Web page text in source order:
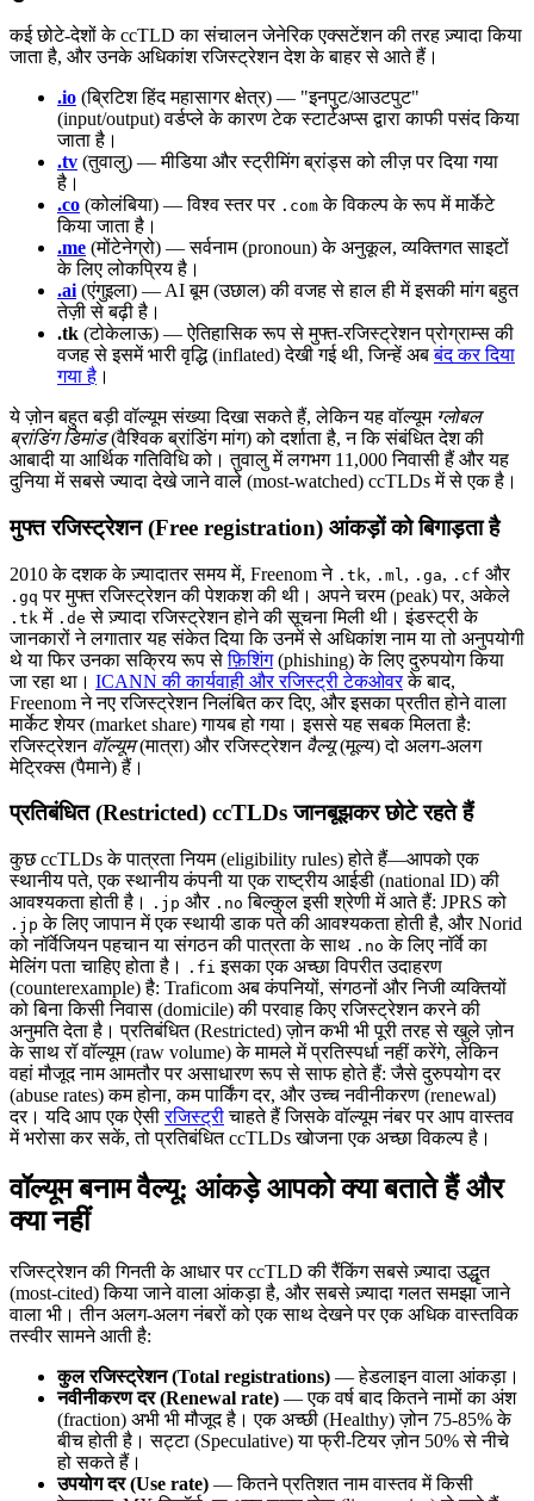
कई छोटे-देशों के ccTLD का संचालन जेनेरिक एक्सटेंशन की तरह ज़्यादा किया
जाता है, और उनके अधिकांश रजिस्ट्रेशन देश के बाहर से आते हैं।
.io (ब्रिटिश हिंद महासागर क्षेत्र) — "इनपुट/आउटपुट"
(input/output) वर्डप्ले के कारण टेक स्टार्टअप्स द्वारा काफी पसंद किया
जाता है।
.tv (तुवालु) — मीडिया और स्ट्रीमिंग ब्रांड्स को लीज़ पर दिया गया
है।
.co (कोलंबिया) — विश्व स्तर पर .com के विकल्प के रूप में मार्केटे
किया जाता है।
.me (मोंटेनेग्रो) — सर्वनाम (pronoun) के अनुकूल, व्यक्तिगत साइटों
के लिए लोकप्रिय है।
.ai (एंगुइला) — AI बूम (उछाल) की वजह से हाल ही में इसकी मांग बहुत
तेज़ी से बढ़ी है।
.tk (टोकेलाऊ) — ऐतिहासिक रूप से मुफ्त-रजिस्ट्रेशन प्रोग्राम्स की
वजह से इसमें भारी वृद्धि (inflated) देखी गई थी, जिन्हें अबबंद कर दिया
गया है ।
ये ज़ोन बहुत बड़ी वॉल्यूम संख्या दिखा सकते हैं, लेकिन यह वॉल्यूम ग्लोबल
ब्रांडिंग डिमांड(वैश्विक ब्रांडिंग मांग) को दर्शाता है, न कि संबंधित देश की
आबादी या आर्थिक गतिविधि को। तुवालु में लगभग 11,000 निवासी हैं और यह
दुनिया में सबसे ज्यादा देखे जाने वाले (most-watched) ccTLDs में से एक है।
मुफ्त रजिस्ट्रेशन (Free registration) आंकड़ों को बिगाड़ता है
2010 के दशक के ज़्यादातर समय में, Freenom ने .tk, .ml , .ga, .cf और
.gq पर मुफ्त रजिस्ट्रेशन की पेशकश की थी। अपने चरम (peak) पर, अकेले
.tk में .de से ज़्यादा रजिस्ट्रेशन होने की सूचना मिली थी। इंडस्ट्री के
जानकारों ने लगातार यह संकेत दिया कि उनमें से अधिकांश नाम या तो अनुपयोगी
थे या फिर उनका सक्रिय रूप सेफ़िशिंग(phishing) के लिए दुरुपयोग किया
जा रहा था। ICANN की कार्यवाही और रजिस्ट्री टेकओवरके बाद,
Freenom ने नए रजिस्ट्रेशन निलंबित कर दिए, और इसका प्रतीत होने वाला
मार्केट शेयर (market share) गायब हो गया। इससे यह सबक मिलता है:
रजिस्ट्रेशन वॉल्यूम(मात्रा) और रजिस्ट्रेशन वैल्यू(मूल्य) दो अलग-अलग
मेट्रिक्स (पैमाने) हैं।
प्रतिबंधित (Restricted) ccTLDs जानबूझकर छोटे रहते हैं
कुछ ccTLDs के पात्रता नियम (eligibility rules) होते हैं—आपको एक
स्थानीय पते, एक स्थानीय कंपनी या एक राष्ट्रीय आईडी (national ID) की
आवश्यकता होती है।
.jp और .no बिल्कुल इसी श्रेणी में आते हैं: JPRS को
.jp के लिए जापान में एक स्थायी डाक पते की आवश्यकता होती है, और Norid
को नॉर्वेजियन पहचान या संगठन की पात्रता के साथ .no के लिए नॉर्वे का
मेलिंग पता चाहिए होता है।
.fi इसका एक अच्छा विपरीत उदाहरण
(counterexample) है: Traficom अब कंपनियों, संगठनों और निजी व्यक्तियों
को बिना किसी निवास (domicile) की परवाह किए रजिस्ट्रेशन करने की
अनुमति देता है। प्रतिबंधित (Restricted) ज़ोन कभी भी पूरी तरह से खुले ज़ोन
के साथ रॉ वॉल्यूम (raw volume) के मामले में प्रतिस्पर्धा नहीं करेंगे, लेकिन
वहां मौजूद नाम आमतौर पर असाधारण रूप से साफ होते हैं: जैसे दुरुपयोग दर
(abuse rates) कम होना, कम पार्किंग दर, और उच्च नवीनीकरण (renewal)
दर। यदि आप एक ऐसीरजिस्ट्रीचाहते हैं जिसके वॉल्यूम नंबर पर आप वास्तव
में भरोसा कर सकें, तो प्रतिबंधित ccTLDs खोजना एक अच्छा विकल्प है।
वॉल्यूम बनाम वैल्यू: आंकड़े आपको क्या बताते हैं और
क्या नहीं
रजिस्ट्रेशन की गिनती के आधार पर ccTLD की रैंकिंग सबसे ज़्यादा उद्धृत
(most-cited) किया जाने वाला आंकड़ा है, और सबसे ज़्यादा गलत समझा जाने
वाला भी। तीन अलग-अलग नंबरों को एक साथ देखने पर एक अधिक वास्तविक
तस्वीर सामने आती है:
कुल रजिस्ट्रेशन (Total registrations) — हेडलाइन वाला आंकड़ा।
नवीनीकरण दर (Renewal rate) — एक वर्ष बाद कितने नामों का अंश
(fraction) अभी भी मौजूद है। एक अच्छी (Healthy) ज़ोन 75-85% के
बीच होती है। सट्टा (Speculative) या फ्री-टियर ज़ोन 50% से नीचे
हो सकते हैं।
उपयोग दर (Use rate) — कितने प्रतिशत नाम वास्तव में किसी